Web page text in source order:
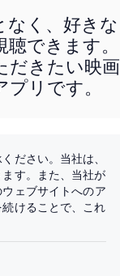
なく、好きな
できます。
だきたい映画
リです。
ださい。当社は、
す。また、当社が
ェブサイトへのア
けることで、これ